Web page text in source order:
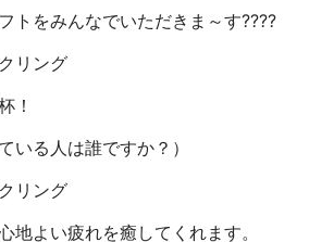
トをみんなでいただきま～す????
！
いる人は誰ですか？）
地よい疲れを癒してくれます。